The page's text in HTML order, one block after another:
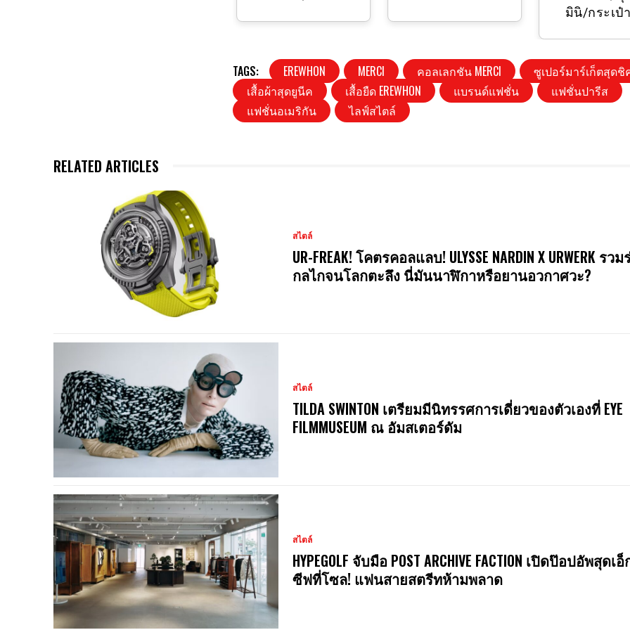
มินิ/กระเป๋
TAGS: EREWHON MERCI คอลเลกชัน MERCI
ซูเปอร์มาร์เก็ตสุดชิ
เสื้อผ้าสุดยูนีค
เสื้อยืด EREWHON แบรนด์แฟชั่น
แฟชั่นปารีส
แฟชั่นอเมริกัน
ไลฟ์สไตล์
RELATED ARTICLES
สไตล์
UR-FREAK! โคตรคอลแลบ! ULYSSE NARDIN X URWERK รวม
กลไกจนโลกตะลึง นี่มันนาฬิกาหรือยานอวกาศวะ?
สไตล์
TILDA SWINTON เตรียมมีนิทรรศการเดี่ยวของตัวเองที่ EYE
FILMMUSEUM ณ อัมสเตอร์ดัม
สไตล์
HYPEGOLF จับมือ POST ARCHIVE FACTION เปิดป๊อปอัพสุดเ
ซีฟที่โซล! แฟนสายสตรีทห้ามพลาด